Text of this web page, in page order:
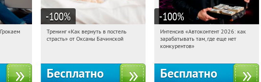
-100%
01:34:32 Получили:
Тренинг «Как вернуть в постель
страсть» от Оксаны Бачинской
Бесплатно
-100%
01:34:32 Получили:
Россия
Интенсив «Автоконтент 2026: как
зарабатывать там, где еще нет
конкурентов»
Бесплатно